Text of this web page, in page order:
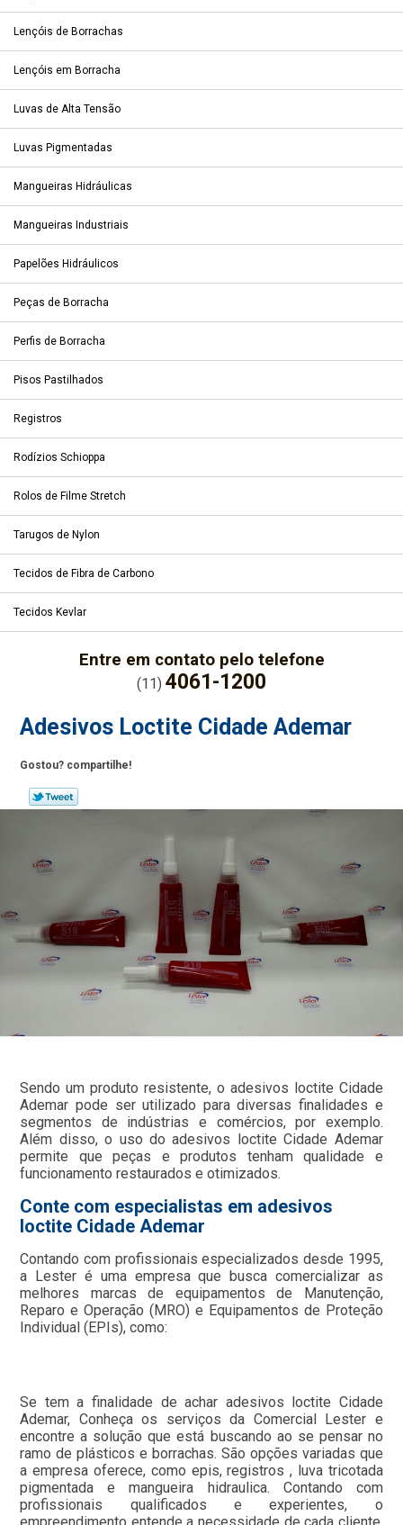
Lençóis de Borrachas
Lençóis em Borracha
Luvas de Alta Tensão
Luvas Pigmentadas
Mangueiras Hidráulicas
Mangueiras Industriais
Papelões Hidráulicos
Peças de Borracha
Perfis de Borracha
Pisos Pastilhados
Registros
Rodízios Schioppa
Rolos de Filme Stretch
Tarugos de Nylon
Tecidos de Fibra de Carbono
Tecidos Kevlar
Entre em contato pelo telefone
(11) 4061-1200
Adesivos Loctite Cidade Ademar
Gostou? compartilhe!
Sendo um produto resistente, o adesivos loctite Cidade
Ademar pode ser utilizado para diversas finalidades e
segmentos de indústrias e comércios, por exemplo.
Além disso, o uso do adesivos loctite Cidade Ademar
permite que peças e produtos tenham qualidade e
funcionamento restaurados e otimizados.
Conte com especialistas em adesivos
loctite Cidade Ademar
Contando com profissionais especializados desde 1995,
a Lester é uma empresa que busca comercializar as
melhores marcas de equipamentos de Manutenção,
Reparo e Operação (MRO) e Equipamentos de Proteção
Individual (EPIs), como:
Se tem a finalidade de achar adesivos loctite Cidade
Ademar, Conheça os serviços da Comercial Lester e
encontre a solução que está buscando ao se pensar no
ramo de plásticos e borrachas. São opções variadas que
a empresa oferece, como epis, registros , luva tricotada
pigmentada e mangueira hidraulica. Contando com
profissionais qualificados e experientes, o